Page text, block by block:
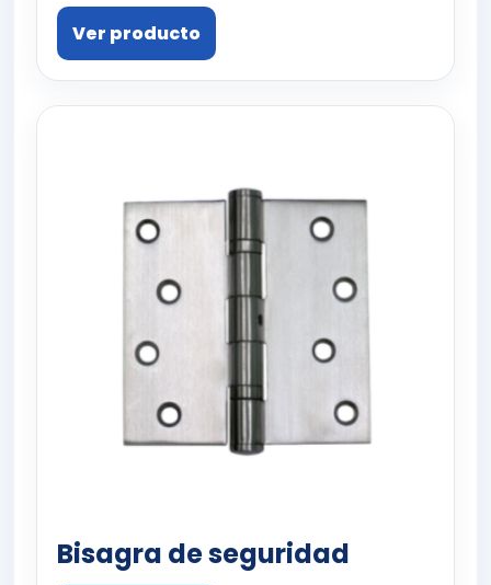
Ver producto
Bisagra de seguridad